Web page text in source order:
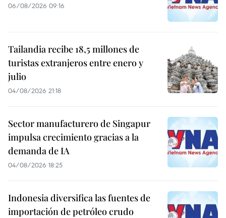
06/08/2026 09:16
Tailandia recibe 18,5 millones de
turistas extranjeros entre enero y
julio
04/08/2026 21:18
Sector manufacturero de Singapur
impulsa crecimiento gracias a la
demanda de IA
04/08/2026 18:25
Indonesia diversifica las fuentes de
importación de petróleo crudo